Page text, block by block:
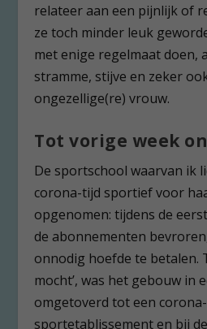
relateer aan een pijnlijk of
ze toch minder leuk
met enige regelmaat doen,
stramme, stijve en zeker
ongezellige(re) vrouw.
Tot vorige week
De sportschool waarvan ik
corona-tijd sportief voor
opgenomen: tijdens de
de abonnementen
onnodig hoefde te betalen.
mocht’, was het gebouw in
omgetoverd tot een
sportetablissement en bij